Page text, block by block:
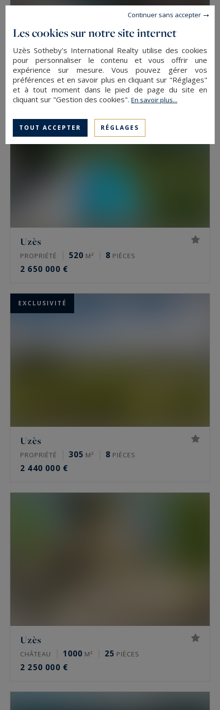
MAISON 2500M² 44PIÈCES
2 900 000 €
Uzès
PROPRIÉTÉ 520 M² 8 PIÈCES
2 650 000 €
EXCLUSIVITÉ
Uzès
PROPRIÉTÉ 305 M² 8 PIÈCES
2 440 000 €
Uzès
CHÂTEAU 1000 M² 25 PIÈCES
2 250 000 €
Les cookies sur notre site internet
Uzès Sotheby's International Realty utilise des cookies
pour personnaliser le contenu et vous offrir une
expérience sur mesure. Vous pouvez gérer vos
préférences et en savoir plus en cliquant sur "Réglages"
et à tout moment dans le pied de page du site en
cliquant sur "Gestion des cookies".En savoir plus...
TOUT ACCEPTER RÉGLAGES
Continuer sans accepter